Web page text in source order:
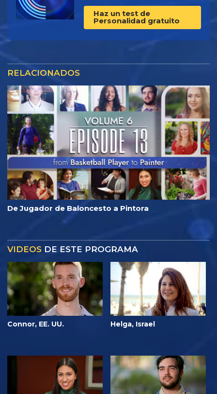
Haz un test de
Personalidad gratuito
RELACIONADOS
De Jugador de Baloncesto a Pintora
VIDEOS DE ESTE PROGRAMA
Connor, EE. UU. Helga, Israel